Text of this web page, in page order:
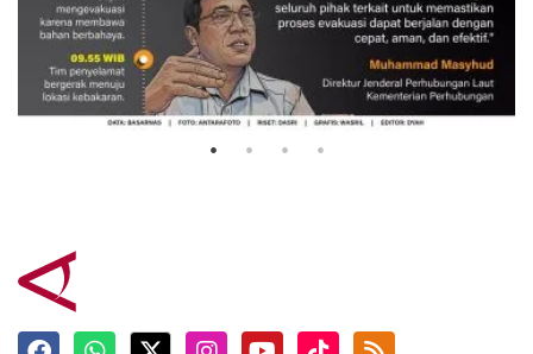
Evakuasi korban kebakaran KM
Mutiara Sentosa 2
3 Agustus 2026